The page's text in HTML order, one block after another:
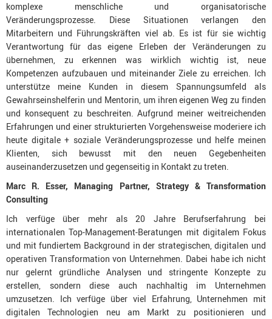
komplexe menschliche und organisatorische
Veränderungsprozesse. Diese Situationen verlangen den
Mitarbeitern und Führungskräften viel ab. Es ist für sie wichtig
Verantwortung für das eigene Erleben der Veränderungen zu
übernehmen, zu erkennen was wirklich wichtig ist, neue
Kompetenzen aufzubauen und miteinander Ziele zu erreichen. Ich
unterstütze meine Kunden in diesem Spannungsumfeld als
Gewahrseinshelferin und Mentorin, um ihren eigenen Weg zu finden
und konsequent zu beschreiten. Aufgrund meiner weitreichenden
Erfahrungen und einer strukturierten Vorgehensweise moderiere ich
heute digitale + soziale Veränderungsprozesse und helfe meinen
Klienten, sich bewusst mit den neuen Gegebenheiten
auseinanderzusetzen und gegenseitig in Kontakt zu treten.
Marc R. Esser, Managing Partner, Strategy & Transformation
Consulting
Ich verfüge über mehr als 20 Jahre Berufserfahrung bei
internationalen Top-Management-Beratungen mit digitalem Fokus
und mit fundiertem Background in der strategischen, digitalen und
operativen Transformation von Unternehmen. Dabei habe ich nicht
nur gelernt gründliche Analysen und stringente Konzepte zu
erstellen, sondern diese auch nachhaltig im Unternehmen
umzusetzen. Ich verfüge über viel Erfahrung, Unternehmen mit
digitalen Technologien neu am Markt zu positionieren und